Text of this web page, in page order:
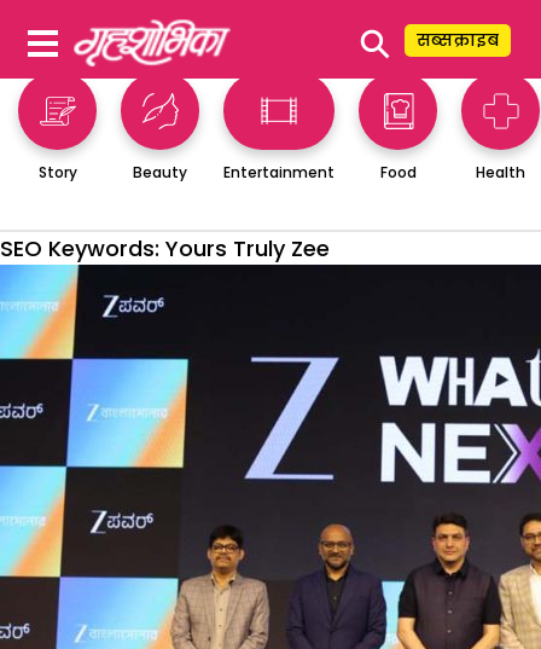
⚲ सब्सक्राइब
Story Beauty Entertainment Food Health
SEO Keywords: Yours Truly Zee